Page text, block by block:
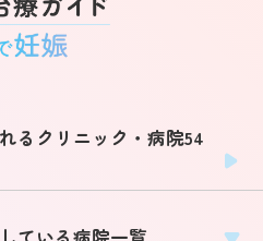
るクリニック・病院54